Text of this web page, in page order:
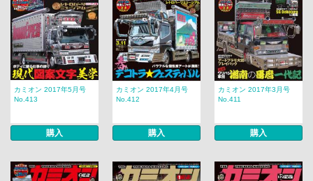
カミオン 2017年5月号
No.413
購入
カミオン 2017年4月号
No.412
購入
カミオン 2017年3月号
No.411
購入